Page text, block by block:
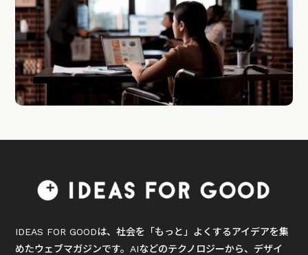
IDEAS FOR GOODは、社会を「もっと」よくするアイデアを集
めたウェブマガジンです。AIなどのテクノロジーから、デザイ